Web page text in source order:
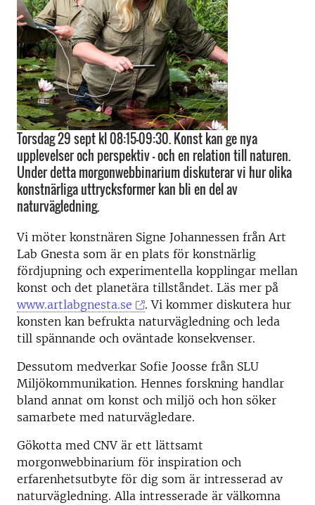
Torsdag 29 sept kl 08:15–09:30. Konst kan ge nya
upplevelser och perspektiv – och en relation till naturen.
Under detta morgonwebbinarium diskuterar vi hur olika
konstnärliga uttrycksformer kan bli en del av
naturvägledning.
Vi möter konstnären Signe Johannessen från Art
Lab Gnesta som är en plats för konstnärlig
fördjupning och experimentella kopplingar mellan
konst och det planetära tillståndet. Läs mer på
www.artlabgnesta.se
. Vi kommer diskutera hur
konsten kan befrukta naturvägledning och leda
till spännande och oväntade konsekvenser.
Dessutom medverkar Sofie Joosse från SLU
Miljökommunikation. Hennes forskning handlar
bland annat om konst och miljö och hon söker
samarbete med naturvägledare.
Gökotta med CNV är ett lättsamt
morgonwebbinarium för inspiration och
erfarenhetsutbyte för dig som är intresserad av
naturvägledning. Alla intresserade är välkomna